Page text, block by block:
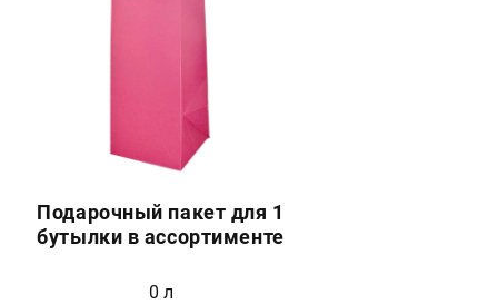
Подарочный пакет для 1
бутылки в ассортименте
0 л